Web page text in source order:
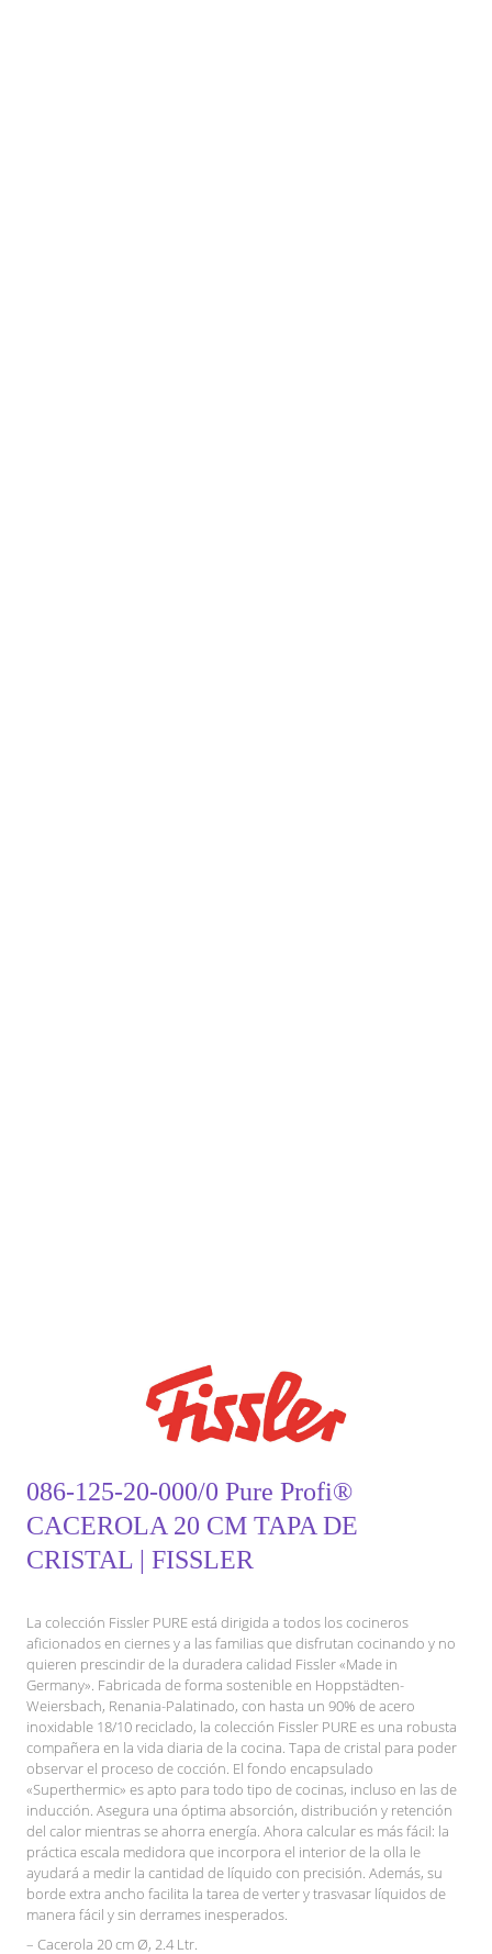
086-125-20-000/0 Pure Profi®
CACEROLA 20 CM TAPA DE
CRISTAL | FISSLER
La colección Fissler PURE está dirigida a todos los cocineros
aficionados en ciernes y a las familias que disfrutan cocinando y no
quieren prescindir de la duradera calidad Fissler «Made in
Germany». Fabricada de forma sostenible en Hoppstädten-
Weiersbach, Renania-Palatinado, con hasta un 90% de acero
inoxidable 18/10 reciclado, la colección Fissler PURE es una robusta
compañera en la vida diaria de la cocina. Tapa de cristal para poder
observar el proceso de cocción. El fondo encapsulado
«Superthermic» es apto para todo tipo de cocinas, incluso en las de
inducción. Asegura una óptima absorción, distribución y retención
del calor mientras se ahorra energía. Ahora calcular es más fácil: la
práctica escala medidora que incorpora el interior de la olla le
ayudará a medir la cantidad de líquido con precisión. Además, su
borde extra ancho facilita la tarea de verter y trasvasar líquidos de
manera fácil y sin derrames inesperados.
– Cacerola 20 cm Ø, 2.4 Ltr.